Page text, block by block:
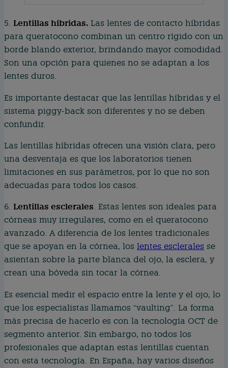
5. Lentillas híbridas. Las lentes de contacto híbridas
para queratocono combinan un centro rígido con un
borde blando exterior, brindando mayor comodidad.
Son una opción para quienes no se adaptan a los
lentes duros.
Es importante destacar que las lentillas híbridas y el
sistema piggy-back son diferentes y no se deben
confundir.
Las lentillas híbridas ofrecen una visión clara, pero
una desventaja es que los laboratorios tienen
limitaciones en sus parámetros, por lo que no son
adecuadas para todos los casos.
6. Lentillas esclerales. Estas lentes son ideales para
córneas muy irregulares, como en el queratocono
avanzado. A diferencia de los lentes tradicionales
que se apoyan en la córnea, los lentes esclerales se
asientan sobre la parte blanca del ojo, la esclera, y
crean una bóveda sin tocar la córnea.
Es esencial medir el espacio entre la lente y el ojo, lo
que los especialistas llamamos “vaulting”. La forma
más precisa de hacerlo es con la tecnología OCT de
segmento anterior. Sin embargo, no todos los
profesionales que adaptan estas lentillas cuentan
con esta tecnología. En España, hay varios diseños